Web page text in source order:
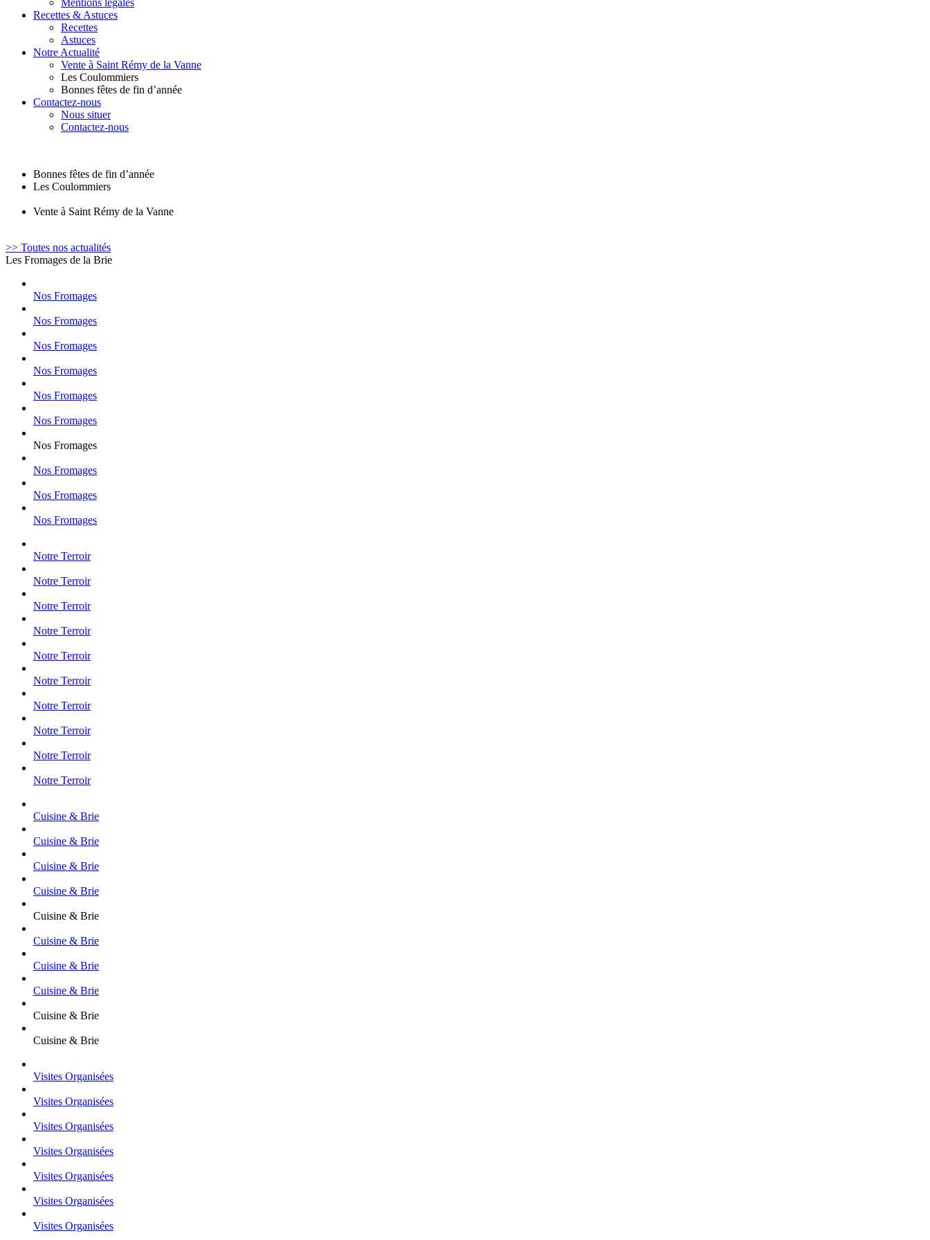
Mentions légales
Recettes & Astuces
Recettes
Astuces
Notre Actualité
Vente à Saint Rémy de la Vanne
Les Coulommiers
Bonnes fêtes de fin d’année
Contactez-nous
Nous situer
Contactez-nous
Bonnes fêtes de fin d’année
Les Coulommiers
Vente à Saint Rémy de la Vanne
>> Toutes nos actualités
Les Fromages de la Brie
Nos Fromages
Nos Fromages
Nos Fromages
Nos Fromages
Nos Fromages
Nos Fromages
Nos Fromages
Nos Fromages
Nos Fromages
Nos Fromages
Notre Terroir
Notre Terroir
Notre Terroir
Notre Terroir
Notre Terroir
Notre Terroir
Notre Terroir
Notre Terroir
Notre Terroir
Notre Terroir
Cuisine & Brie
Cuisine & Brie
Cuisine & Brie
Cuisine & Brie
Cuisine & Brie
Cuisine & Brie
Cuisine & Brie
Cuisine & Brie
Cuisine & Brie
Cuisine & Brie
Visites Organisées
Visites Organisées
Visites Organisées
Visites Organisées
Visites Organisées
Visites Organisées
Visites Organisées